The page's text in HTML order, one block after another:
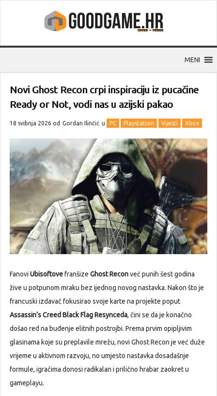
MENI
Novi Ghost Recon crpi inspiraciju iz pucačine
Ready or Not, vodi nas u azijski pakao
18 svibnja 2026 od Gordan Ilinčić u PC Playstation Vijesti Xbox
Fanovi Ubisoftovefranšize Ghost Reconveć punih šest godina
žive u potpunom mraku bez ijednog novog nastavka. Nakon što je
francuski izdavač fokusirao svoje karte na projekte poput
Assassin’s Creed Black Flag Resynceda, čini se da je konačno
došao red na buđenje elitnih postrojbi. Prema prvim opipljivim
glasinama koje su preplavile mrežu, novi Ghost Recon je već duže
vrijeme u aktivnom razvoju, no umjesto nastavka dosadašnje
formule, igračima donosi radikalan i prilično hrabar zaokret u
gameplayu.